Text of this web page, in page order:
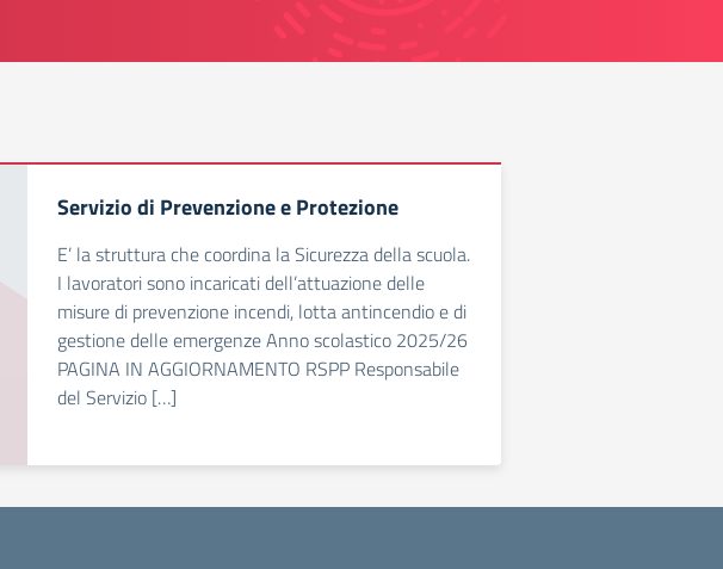
Servizio di Prevenzione e Protezione
E’ la struttura che coordina la Sicurezza della scuola.
I lavoratori sono incaricati dell’attuazione delle
misure di prevenzione incendi, lotta antincendio e di
gestione delle emergenze Anno scolastico 2025/26
PAGINA IN AGGIORNAMENTO RSPP Responsabile
del Servizio […]